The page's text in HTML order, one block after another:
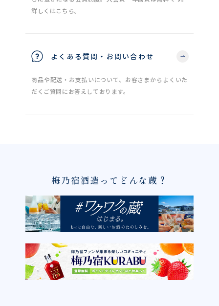
詳しくはこちら。
よくある質問・お問い合わせ
商品や配送・お支払いについて、お客さまからよくいた
だくご質問にお答えしております。
梅乃宿酒造ってどんな蔵？